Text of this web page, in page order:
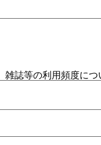
雑誌等の利用頻度につ